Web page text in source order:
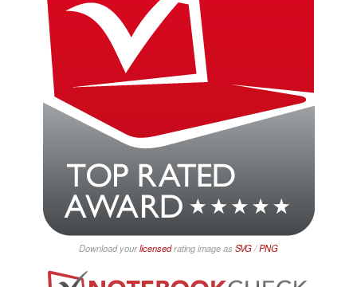
Download yourlicensedrating image as SVG/PNG